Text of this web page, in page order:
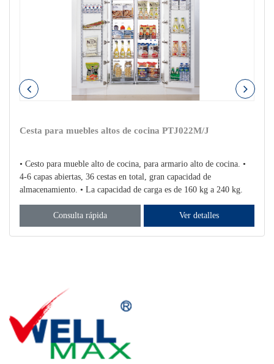
Cesta para muebles altos de cocina PTJ022M/J
• Cesto para mueble alto de cocina, para armario alto de cocina. •
4-6 capas abiertas, 36 cestas en total, gran capacidad de
almacenamiento. • La capacidad de carga es de 160 kg a 240 kg.
Consulta rápida Ver detalles